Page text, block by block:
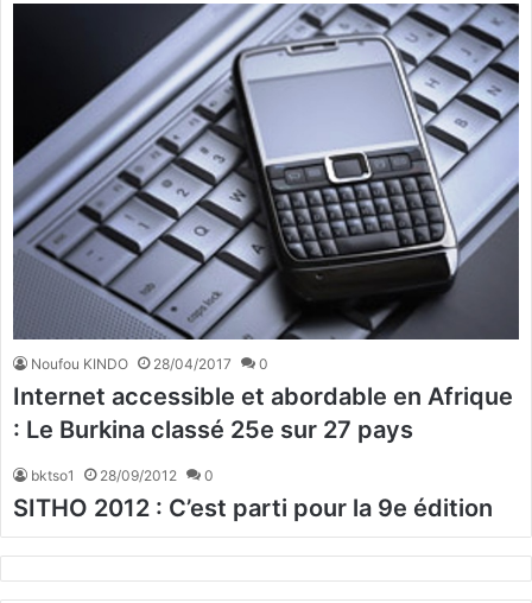
Noufou KINDO 28/04/2017 0
Internet accessible et abordable en Afrique
: Le Burkina classé 25e sur 27 pays
bktso1 28/09/2012 0
SITHO 2012 : C’est parti pour la 9e édition